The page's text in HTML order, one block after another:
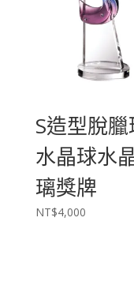
S造型脫
水晶球水
璃獎牌
NT$4,000